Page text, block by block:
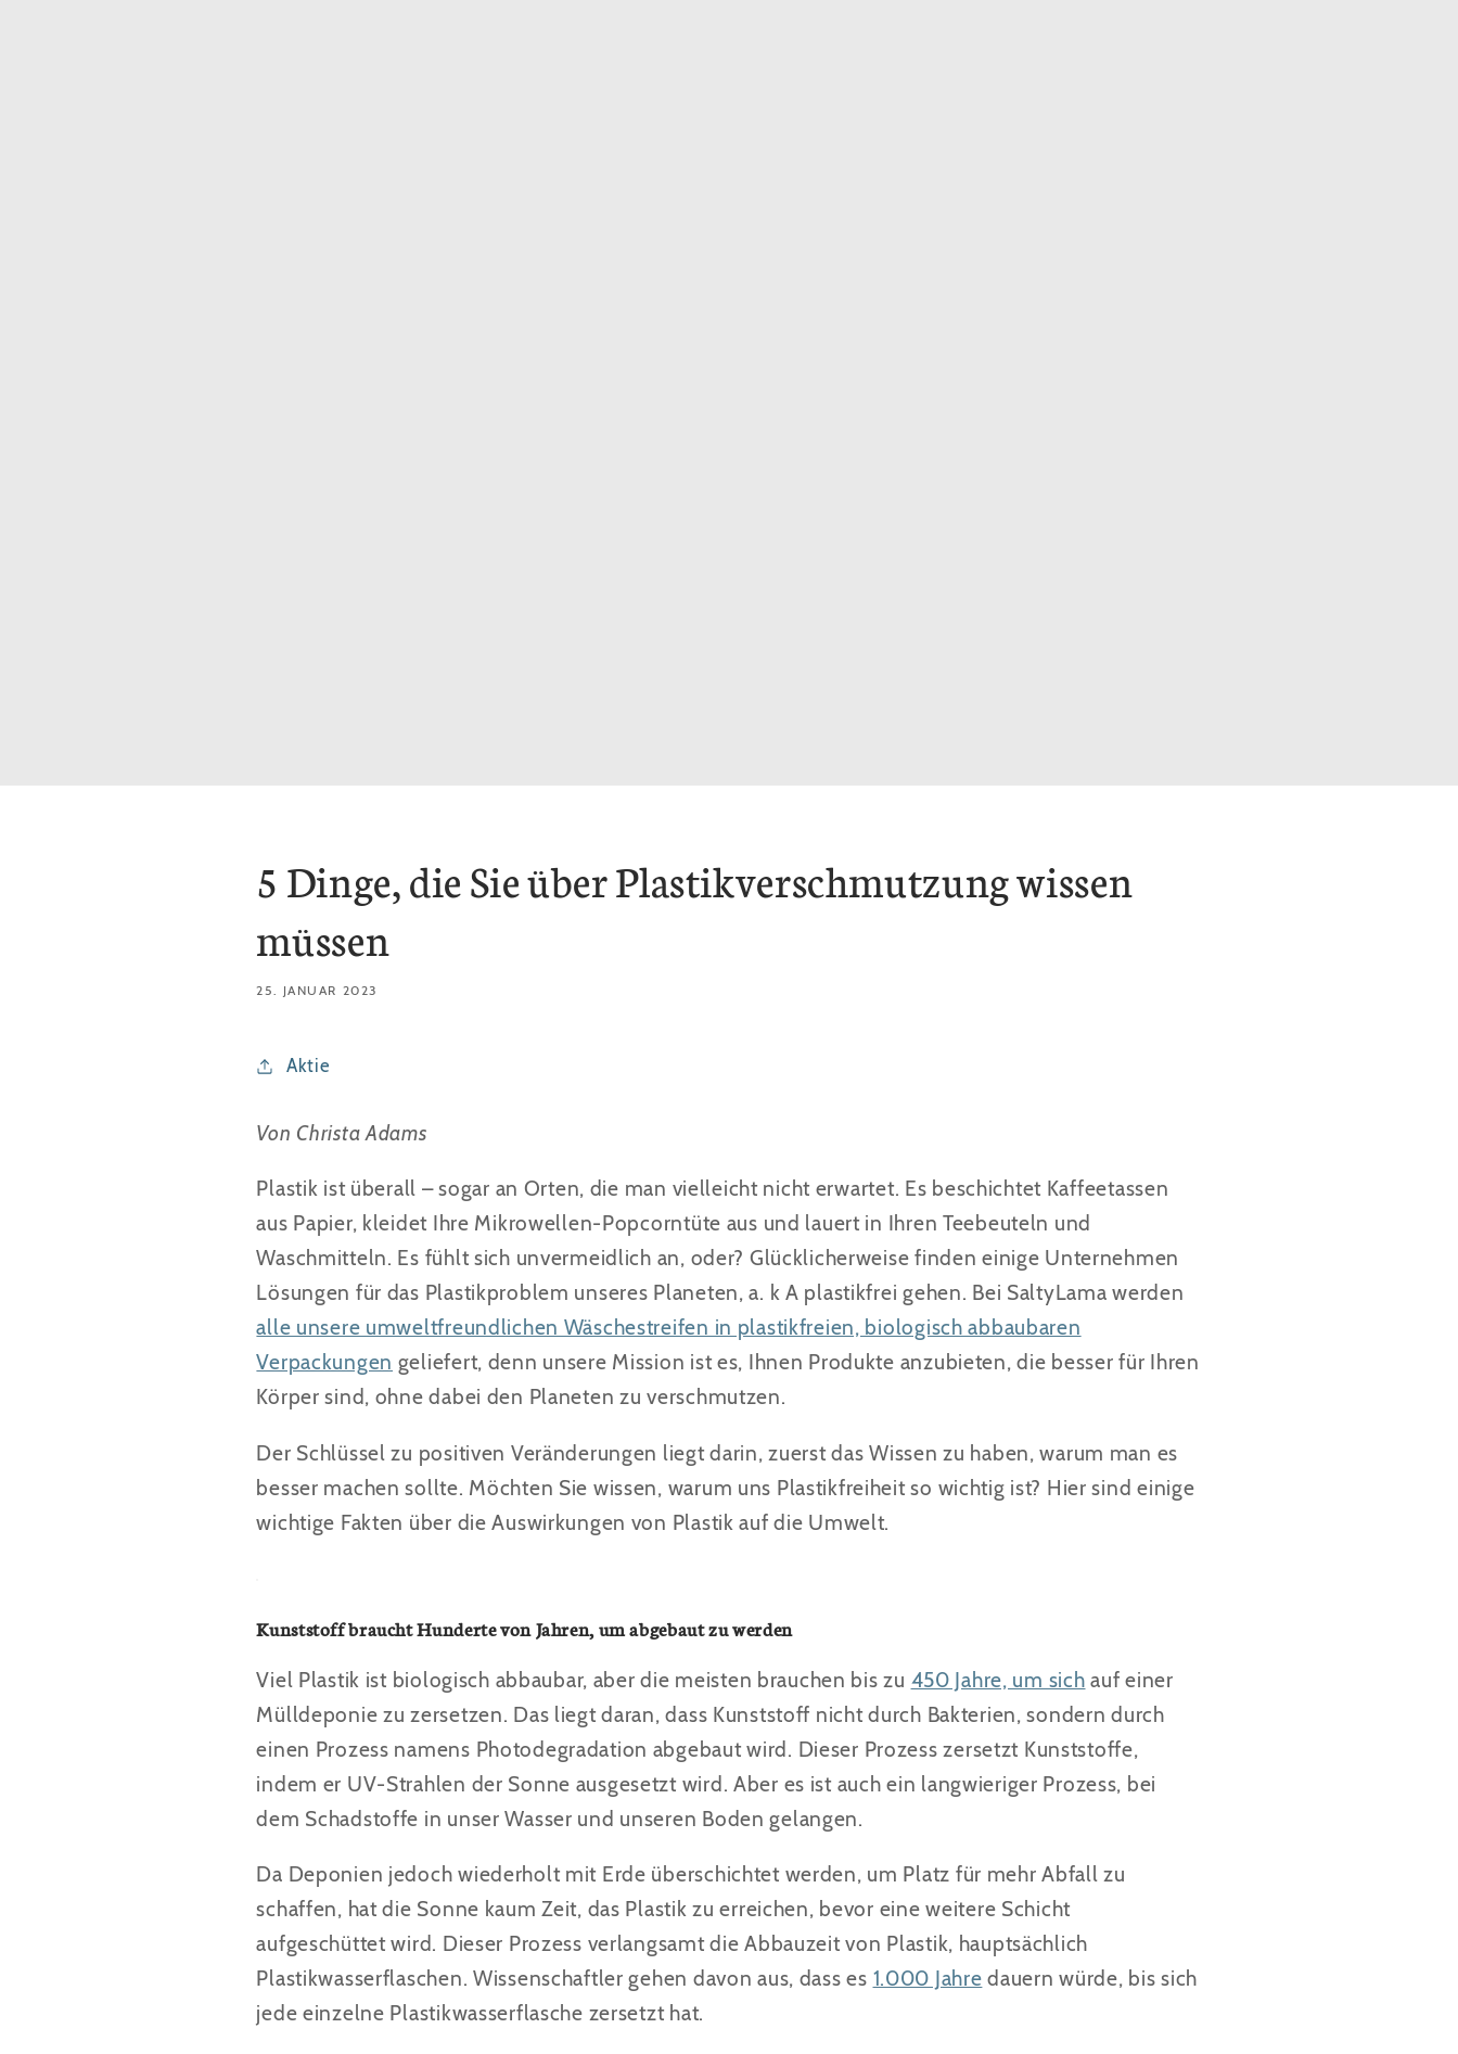
5 Dinge, die Sie über Plastikverschmutzung wissen
müssen
25. JANUAR 2023
Aktie
Von Christa Adams
Plastik ist überall – sogar an Orten, die man vielleicht nicht erwartet. Es beschichtet Kaffeetassen
aus Papier, kleidet Ihre Mikrowellen-Popcorntüte aus und lauert in Ihren Teebeuteln und
Waschmitteln. Es fühlt sich unvermeidlich an, oder? Glücklicherweise finden einige Unternehmen
Lösungen für das Plastikproblem unseres Planeten, a. k A plastikfrei gehen. Bei SaltyLama werden
alle unsere umweltfreundlichen Wäschestreifen in plastikfreien, biologisch abbaubaren
Verpackungen geliefert, denn unsere Mission ist es, Ihnen Produkte anzubieten, die besser für Ihren
Körper sind, ohne dabei den Planeten zu verschmutzen.
Der Schlüssel zu positiven Veränderungen liegt darin, zuerst das Wissen zu haben,warum man es
besser machen sollte. Möchten Sie wissen, warum uns Plastikfreiheit so wichtig ist? Hier sind einige
wichtige Fakten über die Auswirkungen von Plastik auf die Umwelt.
Kunststoff braucht Hunderte von Jahren, um abgebaut zu werden
Viel Plastik ist biologisch abbaubar, aber die meisten brauchen bis zu 450 Jahre, um sich auf einer
Mülldeponie zu zersetzen. Das liegt daran, dass Kunststoff nicht durch Bakterien, sondern durch
einen Prozess namens Photodegradation abgebaut wird. Dieser Prozess zersetzt Kunststoffe,
indem er UV-Strahlen der Sonne ausgesetzt wird. Aber es ist auch ein langwieriger Prozess, bei
dem Schadstoffe in unser Wasser und unseren Boden gelangen.
Da Deponien jedoch wiederholt mit Erde überschichtet werden, um Platz für mehr Abfall zu
schaffen, hat die Sonne kaum Zeit, das Plastik zu erreichen, bevor eine weitere Schicht
aufgeschüttet wird. Dieser Prozess verlangsamt die Abbauzeit von Plastik, hauptsächlich
Plastikwasserflaschen. Wissenschaftler gehen davon aus, dass es 1.000 Jahre dauern würde, bis sich
jede einzelne Plastikwasserflasche zersetzt hat.